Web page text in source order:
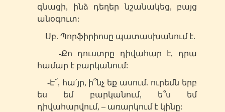
գնացի, ինձ դեղեր նշանակեց, բայց
անօգուտ:
Սբ. Պորֆիրիոսը պատասխանում է.
-Քո դուստրը դիվահար է, դրա
համար է բարկանում:
-Է՜, հա՛յր, ի՞նչ եք ասում. ուրեմն երբ
ես եմ բարկանում, ե՞ս եմ
դիվահարվում, – առարկում է կինը: